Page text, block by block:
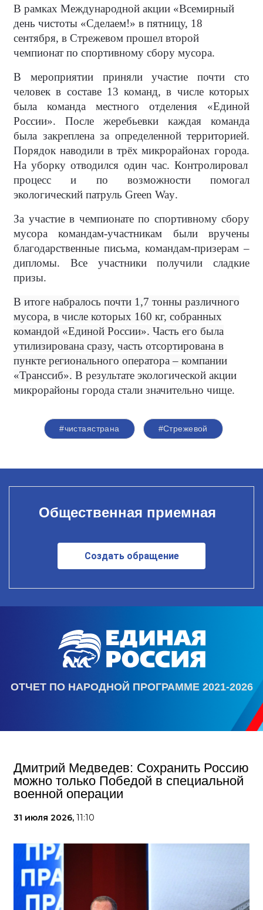
В рамках Международной акции «Всемирный
день чистоты «Сделаем!» в пятницу, 18
сентября, в Стрежевом прошел второй
чемпионат по спортивному сбору мусора.
В мероприятии приняли участие почти сто
человек в составе 13 команд, в числе которых
была команда местного отделения «Единой
России». После жеребьевки каждая команда
была закреплена за определенной территорией.
Порядок наводили в трёх микрорайонах города.
На уборку отводился один час. Контролировал
процесс и по возможности помогал
экологический патруль Green Way.
За участие в чемпионате по спортивному сбору
мусора командам-участникам были вручены
благодарственные письма, командам-призерам –
дипломы. Все участники получили сладкие
призы.
В итоге набралось почти 1,7 тонны различного
мусора, в числе которых 160 кг, собранных
командой «Единой России». Часть его была
утилизирована сразу, часть отсортирована в
пункте регионального оператора – компании
«Транссиб». В результате экологической акции
микрорайоны города стали значительно чище.
#чистаястрана #Стрежевой
Общественная приемная
Создать обращение
ОТЧЕТ ПО НАРОДНОЙ ПРОГРАММЕ 2021-2026
Дмитрий Медведев: Сохранить Россию
можно только Победой в специальной
военной операции
31 июля 2026, 11:10